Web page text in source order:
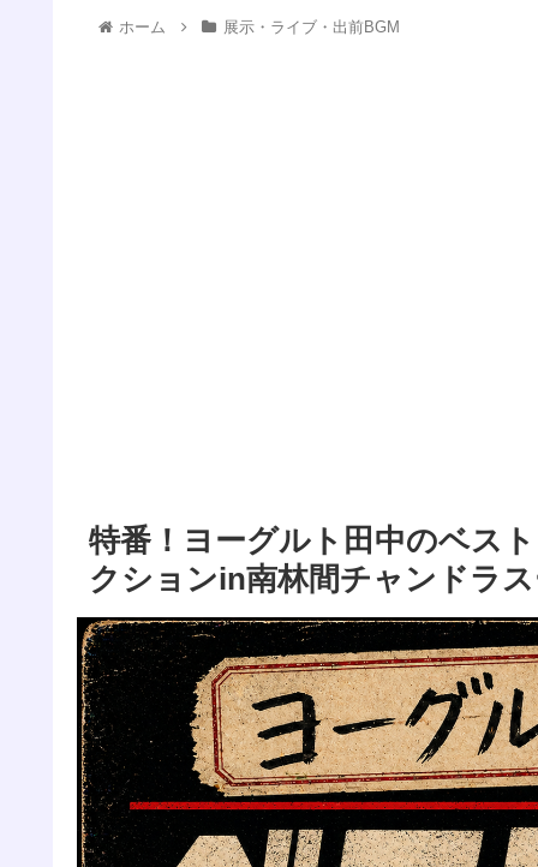
ホーム 展示・ライブ・出前BGM
特番！ヨーグルト田中のベス
クションin南林間チャンドラ